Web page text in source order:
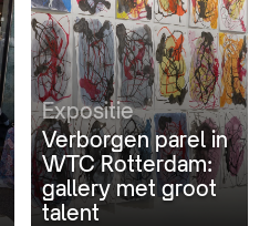
Expositie
Verborgen parel in
WTC Rotterdam:
gallery met groot
talent